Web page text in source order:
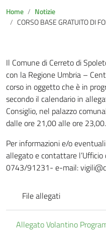
Home
Notizie
CORSO BASE GRATUITO DI FORMAZIONE PER
Il Comune di Cerreto di
con la Regione Umbria –
corso in oggetto che è in
secondo il calendario in
Consiglio, nel palazzo
dalle ore 21,00 alle ore 23,00.
Per informazioni e/o
allegato e contattare l’Ufficio
0743/91231- e-mail:
File allegati
Allegato Volantino